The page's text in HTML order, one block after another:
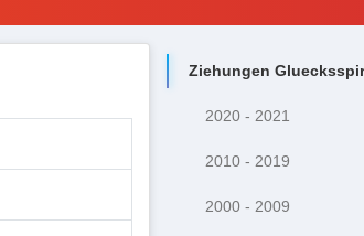
Ziehungen
2020 - 2021
2010 - 2019
2000 - 2009